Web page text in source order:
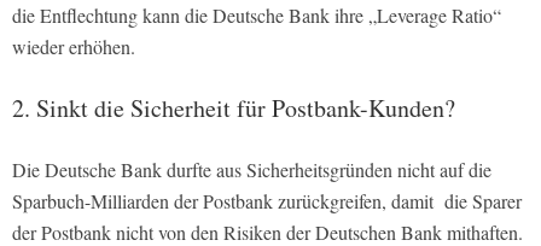
die Entflechtung kann die Deutsche Bank ihre „Leverage Ratio“
wieder erhöhen.
2. Sinkt die Sicherheit für Postbank-Kunden?
Die Deutsche Bank durfte aus Sicherheitsgründen nicht auf die
Sparbuch-Milliarden der Postbank zurückgreifen, damit die Sparer
der Postbank nicht von den Risiken der Deutschen Bank mithaften.